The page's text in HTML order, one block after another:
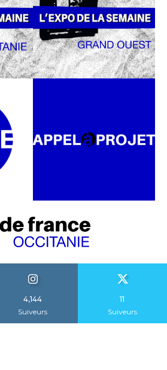
4,144
Suiveurs
11
Suiveurs